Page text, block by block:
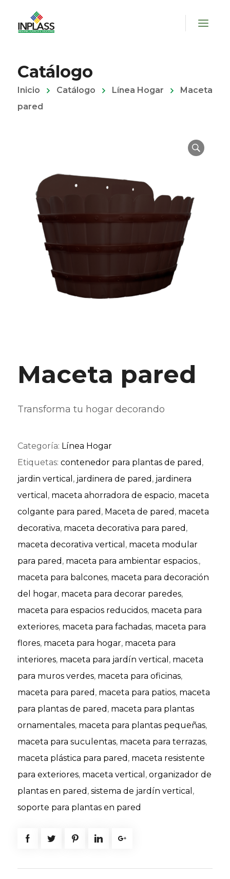
Catálogo
Inicio Catálogo Línea Hogar
Maceta
pared
Maceta pared
Transforma tu hogar decorando
Categoría: Línea Hogar
Etiquetas: contenedor para plantas de pared ,
jardin vertical , jardinera de pared , jardinera
vertical , maceta ahorradora de espacio, maceta
colgante para pared , Maceta de pared , maceta
decorativa, maceta decorativa para pared ,
maceta decorativa vertical , maceta modular
para pared , maceta para ambientar espacios.,
maceta para balcones, maceta para decoración
del hogar, maceta para decorar paredes,
maceta para espacios reducidos, maceta para
exteriores, maceta para fachadas, maceta para
flores, maceta para hogar, maceta para
interiores, maceta para jardín vertical , maceta
para muros verdes, maceta para oficinas,
maceta para pared , maceta para patios, maceta
para plantas de pared , maceta para plantas
ornamentales, maceta para plantas pequeñas,
maceta para suculentas, maceta para terrazas,
maceta plástica para pared , maceta resistente
para exteriores, maceta vertical , organizador de
plantas en pared , sistema de jardín vertical ,
soporte para plantas en pared